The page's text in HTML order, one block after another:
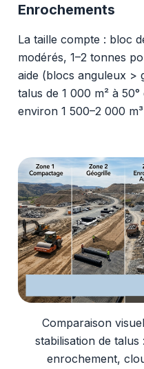
Enrochements
La taille compte : bloc
modérés, 1–2 tonnes
aide (blocs anguleux >
talus de 1 000 m² à
environ 1 500–2 000
Comparaison
stabilisation de
enrochement,